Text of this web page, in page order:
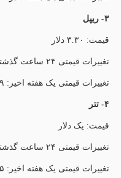
۳- ریپل
قیمت: ۳.۳۰ دلار
تغییرات قیمتی ۲۴ ساعت گذشته: ۱.۴۳ درصد کاهش
تغییرات قیمتی یک هفته اخیر: ۱۰.۷۹ درصد افزایش
۴- تتر
قیمت: یک دلار
تغییرات قیمتی ۲۴ ساعت گذشته: ۰.۰۱ درصد کاهش
تغییرات قیمتی یک هفته اخیر: ۰.۰۵ درصد افزایش